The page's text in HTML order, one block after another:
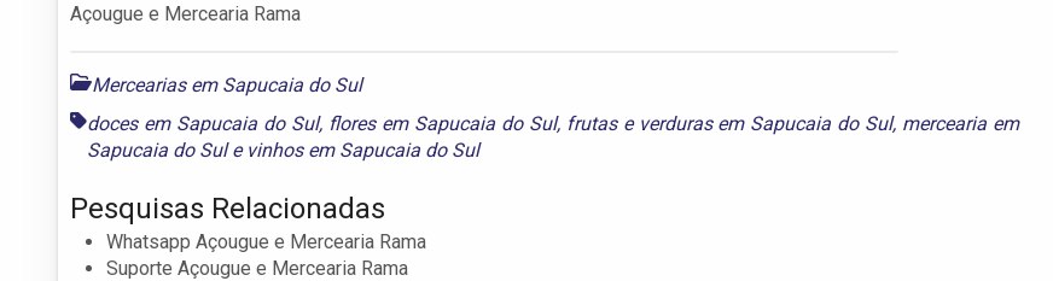
Açougue e Mercearia Rama
Mercearias em Sapucaia do Sul
doces em Sapucaia do Sul, flores em Sapucaia do Sul, frutas e verduras em Sapucaia do Sul, mercearia em
Sapucaia do Sule vinhos em Sapucaia do Sul
Pesquisas Relacionadas
Whatsapp Açougue e Mercearia Rama
Suporte Açougue e Mercearia Rama